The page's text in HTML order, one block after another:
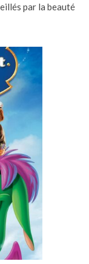
par la beauté